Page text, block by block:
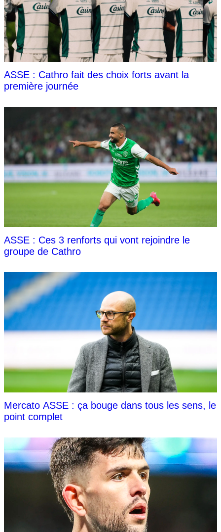
ASSE : Cathro fait des choix forts avant la
première journée
ASSE : Ces 3 renforts qui vont rejoindre le
groupe de Cathro
Mercato ASSE : ça bouge dans tous les sens, le
point complet